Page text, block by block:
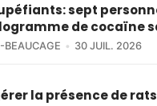
sept
de cocaïne
BEAUCAGE 30 JUIL. 2026
la présence de